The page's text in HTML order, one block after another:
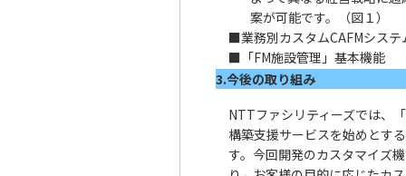
案が可能です。（図１）
■業務別カスタムCAFMシステ
■ 「FM施設管理」基本機能
3.今後の取り組み
NTTファシリティーズでは、
構築支援サービスを始めとす
す。今回開発のカスタマイズ